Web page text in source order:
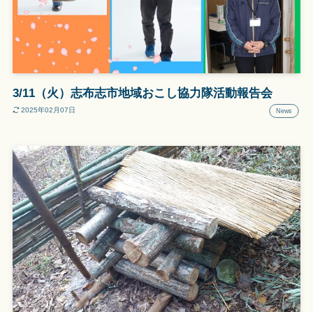
3/11（火）志布志市地域おこし協力隊活動報告会
2025年02月07日 News